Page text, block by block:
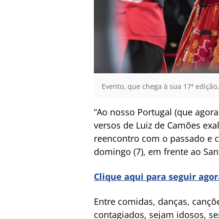
Evento, que chega à sua 17ª
“Ao nosso Portugal (que
versos de Luiz de Camões
reencontro com o passado e
domingo (7), em frente ao
Clique aqui para seguir
Entre comidas, danças,
contagiados, sejam idosos,